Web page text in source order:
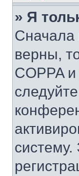
» Я
Сначала
верны,
COPPA